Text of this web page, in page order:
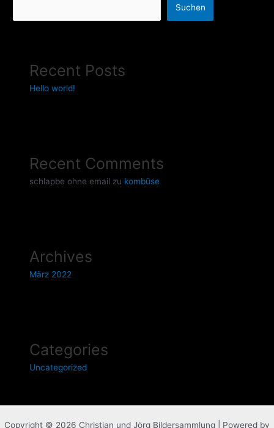
Suchen
Recent Posts
Hello world!
Recent Comments
schlapbe ohne email zu kombüse
Archives
März 2022
Categories
Uncategorized
Copyright © 2026 Christian und Jörg Bildersammlung | Powered by